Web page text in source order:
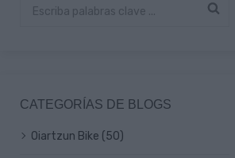
CATEGORÍAS DE BLOGS
Oiartzun Bike (50)